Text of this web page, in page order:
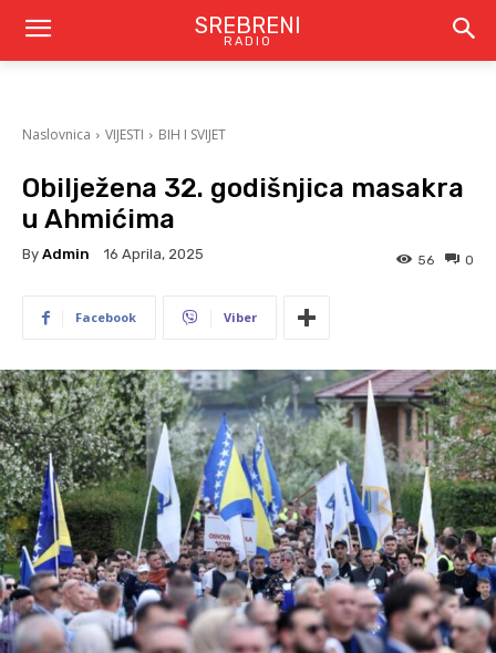
SREBRENI
RADIO
Naslovnica VIJESTI BIH I SVIJET
Obilježena 32. godišnjica masakra
u Ahmićima
By Admin 16 Aprila, 2025 0
56
Facebook Viber